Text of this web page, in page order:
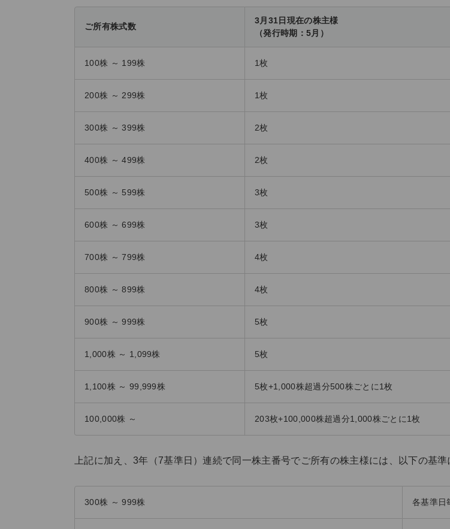
ご所有株式数
3月31日現在の株主様
（発行時期：5月）
100株 ～ 199株 1枚
200株 ～ 299株 1枚
300株 ～ 399株 2枚
400株 ～ 499株 2枚
500株 ～ 599株 3枚
600株 ～ 699株 3枚
700株 ～ 799株 4枚
800株 ～ 899株 4枚
900株 ～ 999株 5枚
1,000株 ～ 1,099株 5枚
1,100株 ～ 99,999株 5枚+1,000株超過分500株ごとに1枚
100,000株 ～ 203枚+100,000株超過分1,000株ごとに1枚
上記に加え、3年（7基準日）連続で同一株主番号でご所有の株主様には、以下の基
300株 ～ 999株 各基準日